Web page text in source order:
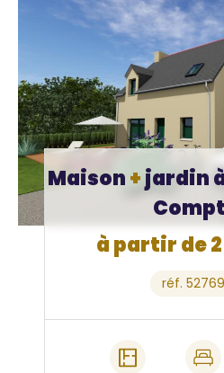
Maison+jardin
à partir de
réf.